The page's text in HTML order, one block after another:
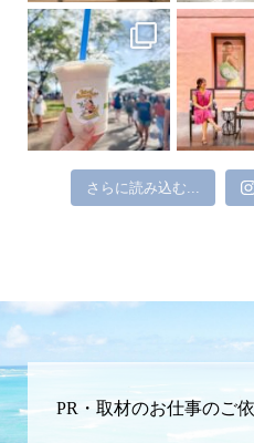
さらに読み込む...
PR・取材のお仕事のご